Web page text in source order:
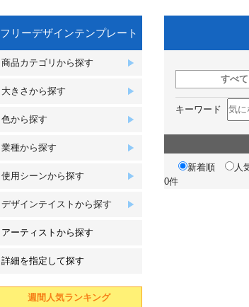
フリーデザインテンプレート
商品カテゴリから探す
大きさから探す
色から探す
業種から探す
使用シーンから探す
デザインテイストから探す
アーティストから探す
詳細を指定して探す
週間人気ランキング
すべて
キーワード
新着順
人
0件